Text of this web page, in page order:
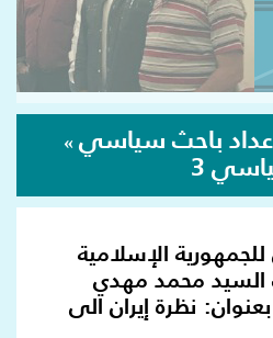
باحث سياسي »
3
الإسلامية
السيد محمد مهدي
نظرة إيران الى